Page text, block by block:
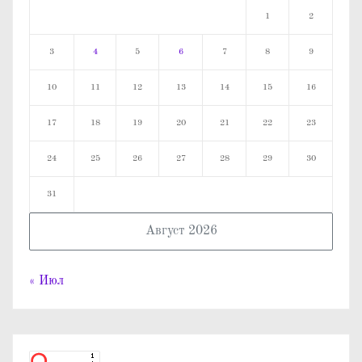
Август 2026
1 2
3 4 5 6 7 8 9
10 11 12 13 14 15 16
17 18 19 20 21 22 23
24 25 26 27 28 29 30
31
« Июл